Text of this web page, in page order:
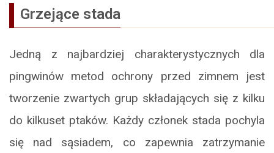
Grzejące stada
Jedną z najbardziej charakterystycznych dla
pingwinów metod ochrony przed zimnem jest
tworzenie zwartych grup składających się z kilku
do kilkuset ptaków. Każdy członek stada pochyla
się nad sąsiadem, co zapewnia zatrzymanie